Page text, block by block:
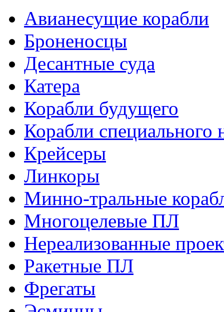
Авианесущие корабли
Броненосцы
Десантные суда
Катера
Корабли будущего
Корабли специального
Крейсеры
Линкоры
Минно-тральные
Многоцелевые ПЛ
Нереализованные
Ракетные ПЛ
Фрегаты